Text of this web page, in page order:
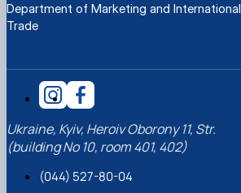
Department of Marketing and International
Trade
Ukraine, Kyiv, Heroiv Oborony 11, Str.
(building No 10, room 401, 402)
(044) 527-80-04